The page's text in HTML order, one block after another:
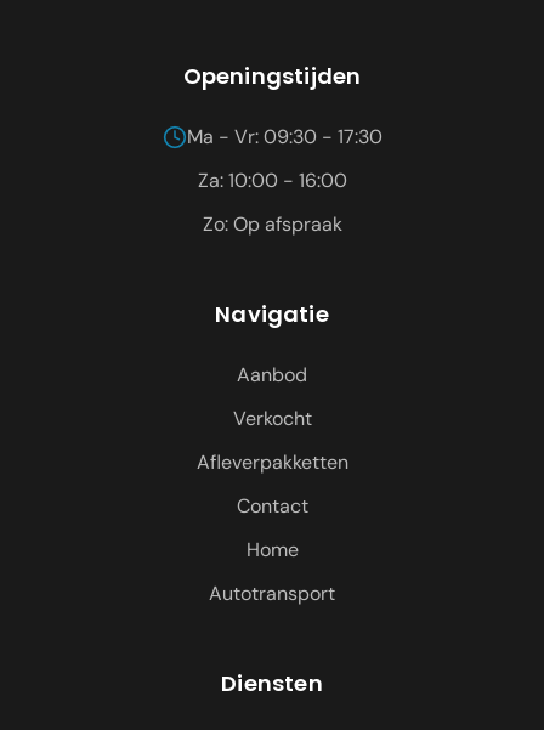
Openingstijden
Ma - Vr: 09:30 - 17:30
Za: 10:00 - 16:00
Zo: Op afspraak
Navigatie
Aanbod
Verkocht
Afleverpakketten
Contact
Home
Autotransport
Diensten